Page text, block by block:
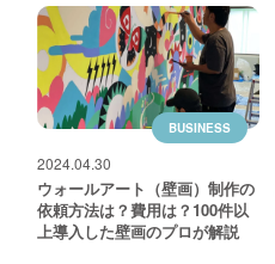
BUSINESS
2024.04.30
ウォールアート（壁画）制作の
依頼方法は？費用は？100件以
上導入した壁画のプロが解説